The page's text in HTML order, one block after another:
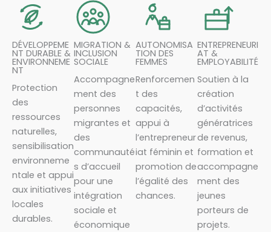
DÉVELOPPEME
NT DURABLE &
ENVIRONNEME
NT
Protection
des
ressources
naturelles,
sensibilisation
environneme
ntale et appui
aux initiatives
locales
durables.
MIGRATION &
INCLUSION
SOCIALE
Accompagne
ment des
personnes
migrantes et
des
communauté
s d’accueil
pour une
intégration
sociale et
économique
AUTONOMISA
TION DES
FEMMES
Renforcemen
t des
capacités,
appui à
l’entrepreneur
iat féminin et
promotion de
l’égalité des
chances.
ENTREPRENEURI
AT &
EMPLOYABILITÉ
Soutien à la
création
d’activités
génératrices
de revenus,
formation et
accompagne
ment des
jeunes
porteurs de
projets.